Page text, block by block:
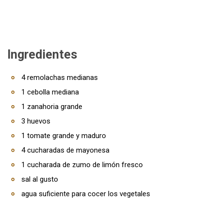
Ingredientes
4 remolachas medianas
1 cebolla mediana
1 zanahoria grande
3 huevos
1 tomate grande y maduro
4 cucharadas de mayonesa
1 cucharada de zumo de limón fresco
sal al gusto
agua suficiente para cocer los vegetales